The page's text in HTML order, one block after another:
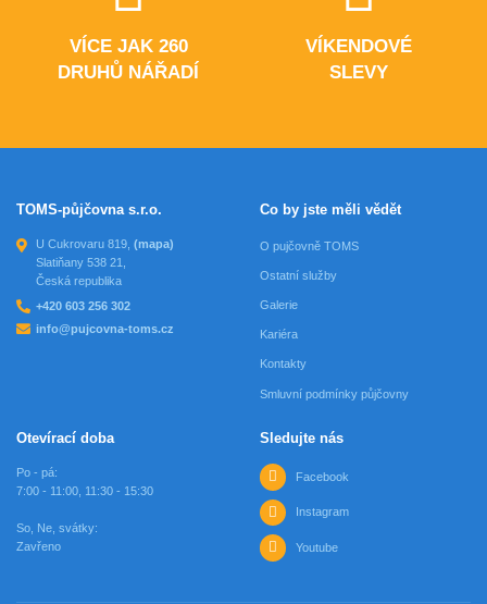
VÍCE JAK 260
DRUHŮ NÁŘADÍ
VÍKENDOVÉ
SLEVY
TOMS-půjčovna s.r.o.
U Cukrovaru 819, (mapa)
Slatiňany 538 21,
Česká republika
+420 603 256 302
info@pujcovna-toms.cz
Co by jste měli vědět
O pujčovně TOMS
Ostatní služby
Galerie
Kariéra
Kontakty
Smluvní podmínky půjčovny
Otevírací doba
Po - pá:
7:00 - 11:00, 11:30 - 15:30
So, Ne, svátky:
Zavřeno
Sledujte nás
Facebook
Instagram
Youtube